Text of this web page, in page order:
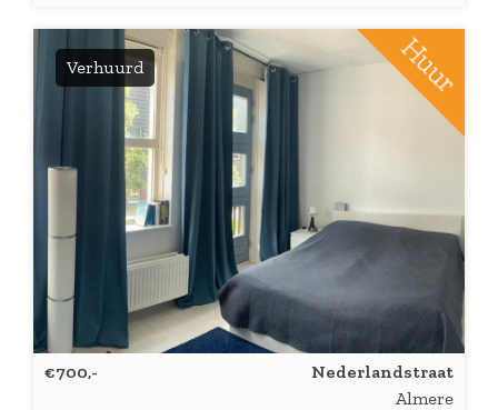
Nederlandstraat
Almere
€700,-
Verhuurd